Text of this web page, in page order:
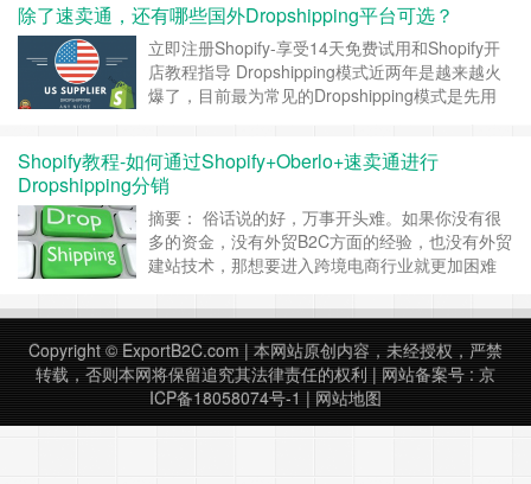
通或者1688等平台进货完成一件代发
（Dropshipping），从而完成销售赚取差价利润。
立即注册Shopify-享受14天免费试……继续阅读 »
除了速卖通，还有哪些国外Dropshipping平台可选？
立即注册Shopify-享受14天免费试用和Shopify开
店教程指导 Dropshipping模式近两年是越来越火
爆了，目前最为常见的Dropshipping模式是先用
商家，最后通过Facebook，Google shopping广
告投放，SEO营销等手段推广S……
Shopify教程-如何通过Shopify+Oberlo+速卖通进行
Dropshipping分销
摘要： 俗话说的好，万事开头难。如果你没有很
多的资金，没有外贸B2C方面的经验，也没有外贸
建站技术，那想要进入跨境电商行业就更加困难
容易起步的跨境电商模式呢？有的，那就是
Dropshipping模式，具体来讲就是可以通过
Shopify+Oberlo+速卖通来开展Dropshipping分
销。 立即注册 Shopif……继续阅读 »
Copyright © ExportB2C.com | 本网站原创内容，未经授权，严禁
转载，否则本网将保留追究其法律责任的权利 | 网站备案号 : 京
ICP备18058074号-1 | 网站地图